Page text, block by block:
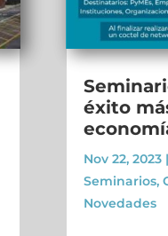
éxito
Nov 22, 2023|
Seminarios,
Novedades